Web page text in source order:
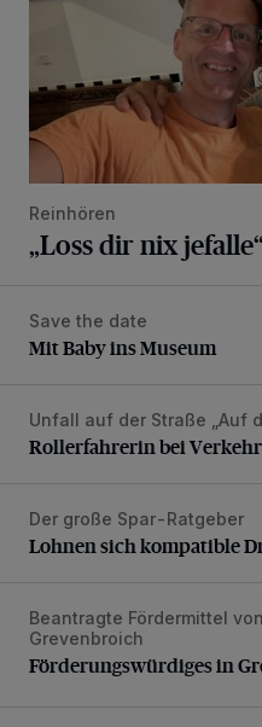
Reinhören
„Loss dir nix
Mit Baby ins Museum
Save the date
Mit Baby ins Museum
Rollerfahrerin bei
Unfall auf der Straße „Auf
Rollerfahrerin bei
Lohnen sich kompatible
Der große Spar-Ratgeber
Lohnen sich kompatible
Förderungswürdiges in
Beantragte Fördermittel
Grevenbroich
Förderungswürdiges in